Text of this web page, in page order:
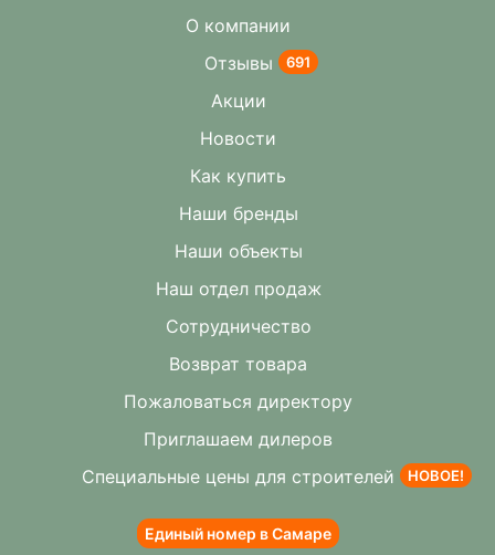
О компании
Отзывы
691
Акции
Новости
Как купить
Наши бренды
Наши объекты
Наш отдел продаж
Сотрудничество
Возврат товара
Пожаловаться директору
Приглашаем дилеров
Специальные цены для строителей
НОВОЕ!
Единый номер в Самаре